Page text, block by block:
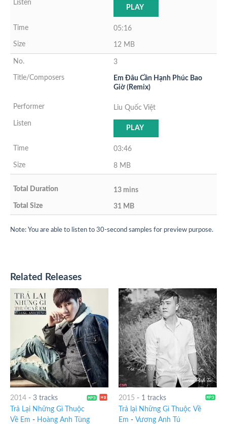
PLAY
05:16
12 MB
3
Em Đâu Cần Hạnh Phúc Bao
Giờ (Remix)
Liu Quốc Việt
PLAY
03:46
8 MB
13 mins
31 MB
Note: You are able to listen to 30-second samples for preview purpose.
Related Releases
2014- 3 tracks
Trả Lại Những Gì Thuộc
Về Em - Hoàng Anh Tùng
2015 - 1 tracks
Trả lại Những Gì Thuộc Về
Em - Vương Anh Tú